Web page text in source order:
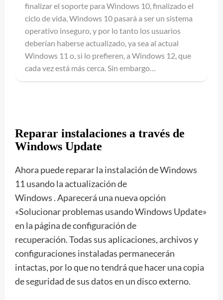
finalizar el soporte para Windows 10, finalizado el
ciclo de vida, Windows 10 pasará a ser un sistema
operativo inseguro, y por lo tanto los usuarios
deberían haberse actualizado, ya sea al actual
Windows 11 o, si lo prefieren, a Windows 12, que
cada vez está más cerca. Sin embargo…
Reparar instalaciones a través de
Windows Update
Ahora puede reparar la instalación de Windows
11 usando la actualización de
Windows . Aparecerá una nueva opción
«Solucionar problemas usando Windows Update»
en la página de configuración de
recuperación. Todas sus aplicaciones, archivos y
configuraciones instaladas permanecerán
intactas, por lo que no tendrá que hacer una copia
de seguridad de sus datos en un disco externo.